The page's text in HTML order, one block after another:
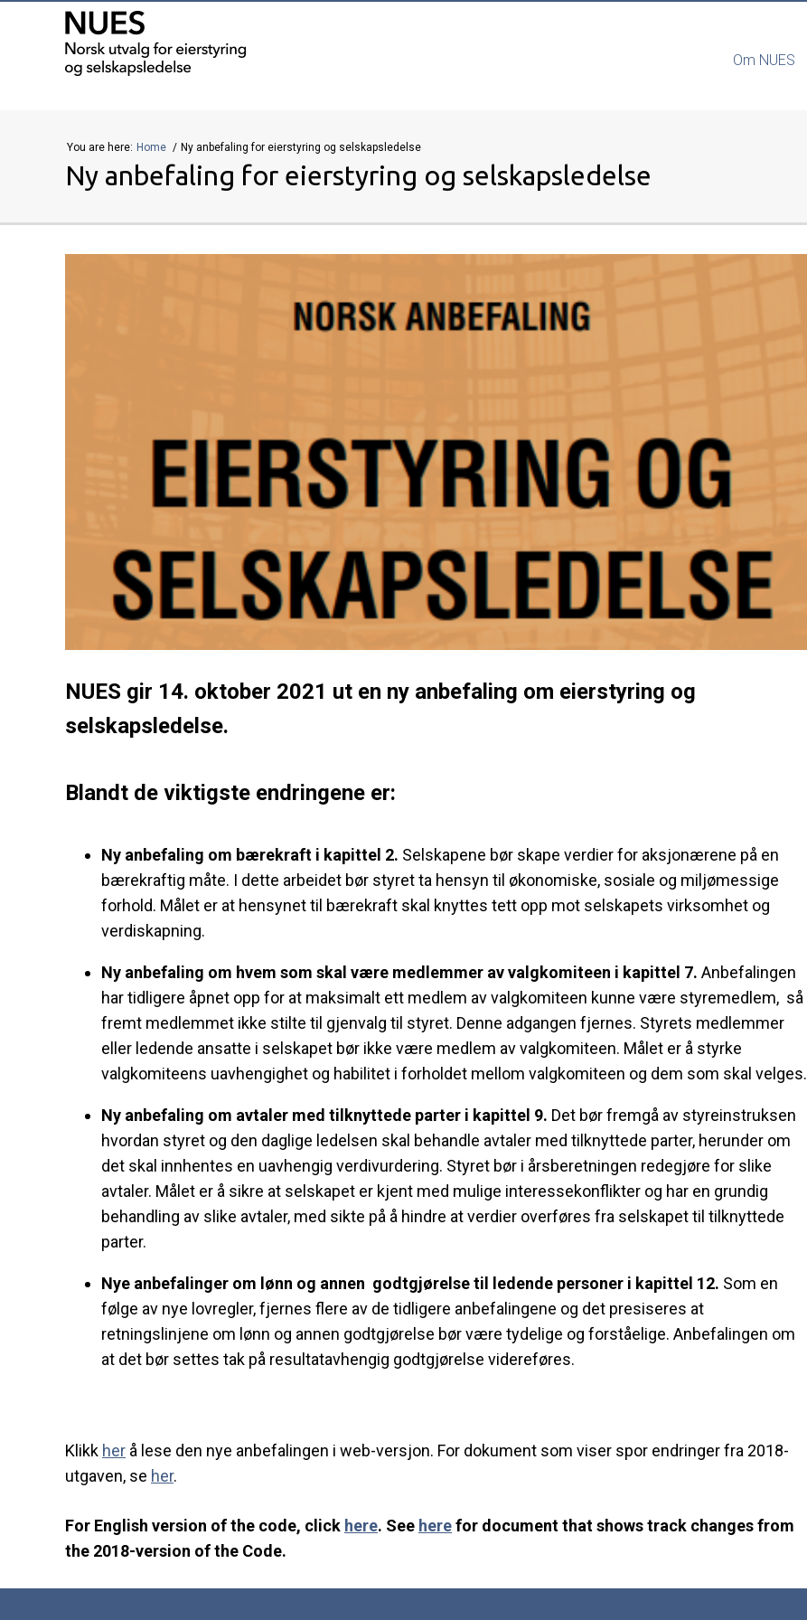
Om NUES
You are here: Home Ny anbefaling for eierstyring og selskapsledelse
Ny anbefaling for eierstyring og selskapsledelse
NUES gir 14. oktober 2021 ut en ny anbefaling om eierstyring og
selskapsledelse.
Blandt de viktigste endringene er:
Ny anbefaling om bærekraft i kapittel 2. Selskapene bør skape verdier for aksjonærene på en
bærekraftig måte. I dette arbeidet bør styret ta hensyn til økonomiske, sosiale og miljømessige
forhold. Målet er at hensynet til bærekraft skal knyttes tett opp mot selskapets virksomhet og
verdiskapning.
Ny anbefaling om hvem som skal være medlemmer av valgkomiteen i kapittel 7. Anbefalingen
har tidligere åpnet opp for at maksimalt ett medlem av valgkomiteen kunne være styremedlem, så
fremt medlemmet ikke stilte til gjenvalg til styret. Denne adgangen fjernes. Styrets medlemmer
eller ledende ansatte i selskapet bør ikke være medlem av valgkomiteen. Målet er å styrke
valgkomiteens uavhengighet og habilitet i forholdet mellom valgkomiteen og dem som skal velges.
Ny anbefaling om avtaler med tilknyttede parter i kapittel 9. Det bør fremgå av styreinstruksen
hvordan styret og den daglige ledelsen skal behandle avtaler med tilknyttede parter, herunder om
det skal innhentes en uavhengig verdivurdering. Styret bør i årsberetningen redegjøre for slike
avtaler. Målet er å sikre at selskapet er kjent med mulige interessekonflikter og har en grundig
behandling av slike avtaler, med sikte på å hindre at verdier overføres fra selskapet til tilknyttede
parter.
Nye anbefalinger om lønn og annen godtgjørelse til ledende personer i kapittel 12. Som en
følge av nye lovregler, fjernes flere av de tidligere anbefalingene og det presiseres at
retningslinjene om lønn og annen godtgjørelse bør være tydelige og forståelige. Anbefalingen om
at det bør settes tak på resultatavhengig godtgjørelse videreføres.
Klikk her å lese den nye anbefalingen i web-versjon. For dokument som viser spor endringer fra 2018-
utgaven, se her.
For English version of the code, click here. See herefor document that shows track changes from
the 2018-version of the Code.